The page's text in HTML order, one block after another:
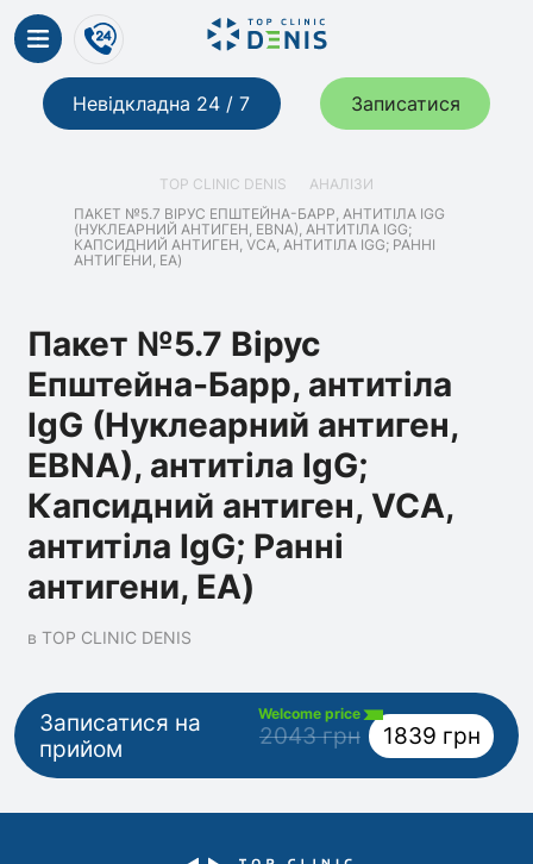
Невідкладна 24 / 7 Записатися
TOP CLINIC DENIS
АНАЛІЗИ
ПАКЕТ №5.7 ВІРУС ЕПШТЕЙНА-БАРР, АНТИТІЛА IGG
(НУКЛЕАРНИЙ АНТИГЕН, EBNA), АНТИТІЛА IGG;
КАПСИДНИЙ АНТИГЕН, VCA, АНТИТІЛА IGG; РАННІ
АНТИГЕНИ, ЕА)
Пакет №5.7 Вірус
Епштейна-Барр, антитіла
IgG (Нуклеарний антиген,
EBNA), антитіла IgG;
Капсидний антиген, VCA,
антитіла IgG; Ранні
антигени, ЕА)
в TOP CLINIC DENIS
Записатися на
прийом
Welcome price
2043 грн 1839 грн